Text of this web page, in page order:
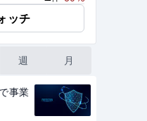
ッチ
週 月
事業